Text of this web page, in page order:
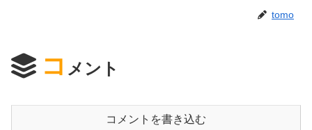
tomo
コ メント
コメントを書き込む